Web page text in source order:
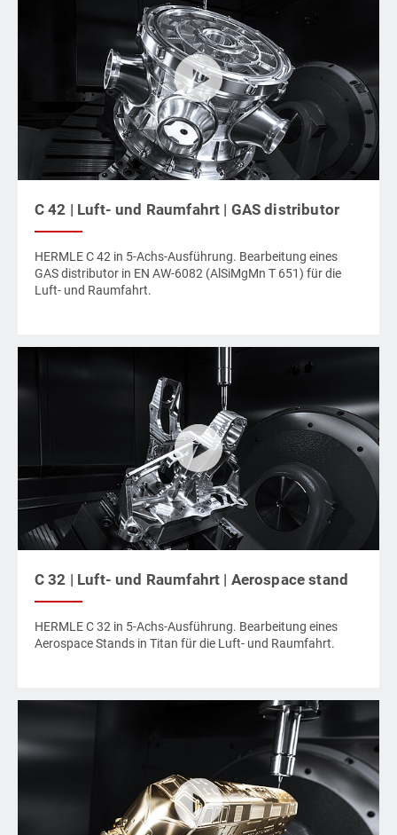
C 42 | Luft- und Raumfahrt | GAS distributor
HERMLE C 42 in 5-Achs-Ausführung. Bearbeitung eines
GAS distributor in EN AW-6082 (AlSiMgMn T 651) für die
Luft- und Raumfahrt.
C 32 | Luft- und Raumfahrt | Aerospace stand
HERMLE C 32 in 5-Achs-Ausführung. Bearbeitung eines
Aerospace Stands in Titan für die Luft- und Raumfahrt.